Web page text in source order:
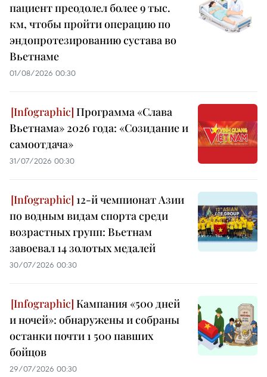
пациент преодолел более 9 тыс.
км, чтобы пройти операцию по
эндопротезированию сустава во
Вьетнаме
01/08/2026 00:30
Программа «Слава
Вьетнама» 2026 года: «Созидание и
самоотдача»
31/07/2026 00:30
12-й чемпионат Азии
по водным видам спорта среди
возрастных групп: Вьетнам
завоевал 14 золотых медалей
30/07/2026 00:30
Кампания «500 дней
и ночей»: обнаружены и собраны
останки почти 1 500 павших
бойцов
29/07/2026 00:30